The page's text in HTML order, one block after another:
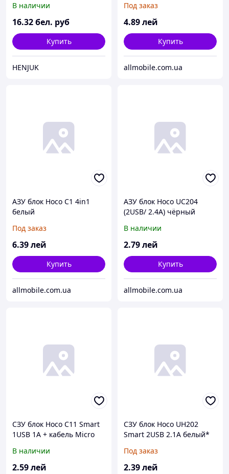
В наличии
16.32бел. руб
Купить
HENJUK
Под заказ
4.89лей
Купить
allmobile.com.ua
АЗУ блок Hoco C1 4in1
белый
Под заказ
6.39лей
Купить
allmobile.com.ua
АЗУ блок Hoco UC204
(2USB/ 2.4A) чёрный
В наличии
2.79лей
Купить
allmobile.com.ua
СЗУ блок Hoco C11 Smart
1USB 1A + кабель Micro
В наличии
2.59лей
СЗУ блок Hoco UH202
Smart 2USB 2.1A белый*
Под заказ
2.39лей